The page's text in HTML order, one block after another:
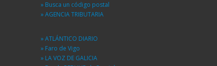
» Busca un código postal
» AGENCIA TRIBUTARIA
» ATLÁNTICO DIARIO
» Faro de Vigo
» LA VOZ DE GALICIA